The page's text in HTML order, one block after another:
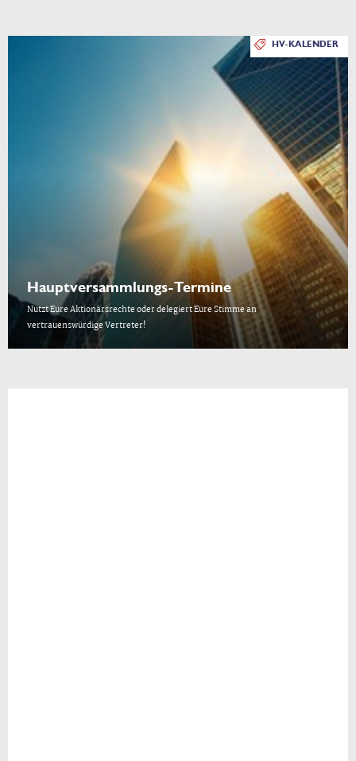
HV-KALENDER
Hauptversammlungs-Termine
Nutzt Eure Aktionärsrechte oder delegiert Eure Stimme an
vertrauenswürdige Vertreter!